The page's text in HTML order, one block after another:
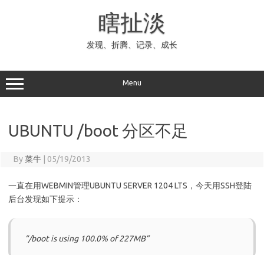
瞎扯淡
发现、折腾、记录、成长
Menu
UBUNTU /boot 分区不足
By菜牛 05/19/2013
一直在用WEBMIN管理UBUNTU SERVER 1204 LTS，今天用SSH登陆
后台发现如下提示：
“/boot is using 100.0% of 227MB”